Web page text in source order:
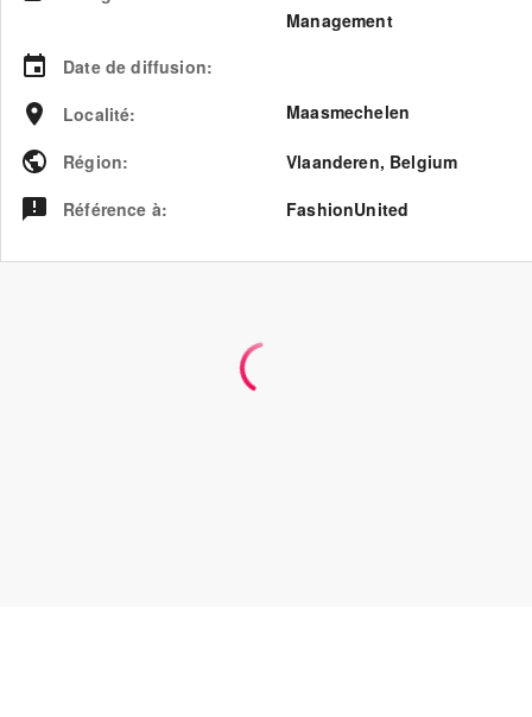
Management
Date de diffusion:
Localité: Maasmechelen
Région: Vlaanderen, Belgium
Référence à: FashionUnited